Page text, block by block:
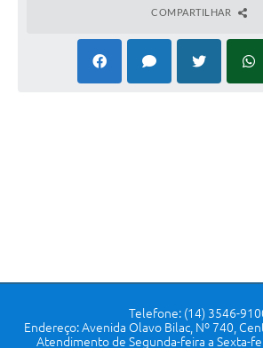
COMPARTILHAR
Telefone: (14) 3546-
Endereço: Avenida Olavo Bilac, Nº 740,
Atendimento de Segunda-feira a Sexta-